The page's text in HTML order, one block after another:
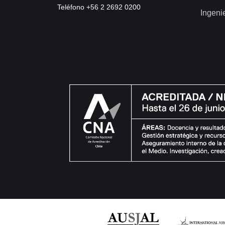
Teléfono +56 2 2692 0200